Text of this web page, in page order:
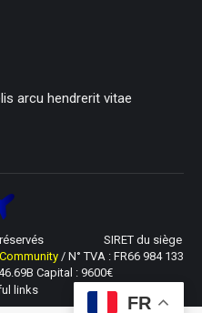
arcu hendrerit vitae
réservés SIRET du siège
/ N° TVA : FR66 984 133
Capital : 9600€
links
FR